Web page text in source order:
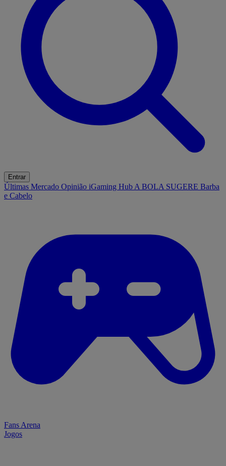
Entrar
Últimas Mercado Opinião iGaming Hub A BOLA SUGERE Barba
e Cabelo
Fans Arena
Jogos